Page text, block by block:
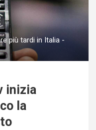
più tardi in Italia -
inizia
la